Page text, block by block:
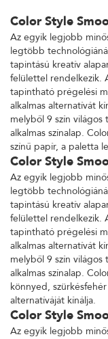
Color Style
Az egyik legjobb
legtöbb
tapintású kreatív
felülettel rendelkezik.
tapintható prégelési
alkalmas alternatívát
melyből 9 szín világos
alkalmas színalap.
színű papír, a paletta
Color Style
Az egyik legjobb
legtöbb
tapintású kreatív
felülettel rendelkezik.
tapintható prégelési
alkalmas alternatívát
melyből 9 szín világos
alkalmas színalap.
könnyed,
alternatíváját kínálja.
Color Style
Az egyik legjobb